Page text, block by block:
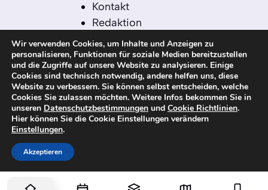
Kontakt
Redaktion
Redaktionelle Leitlinien
Sitemap
Einsatz von KI in der
Redaktion
© 2026 kanaren-nachrichten.com – Alle
Rechte vorbehalten
Wir verwenden Cookies, um Inhalte und Anzeigen zu
personalisieren, Funktionen für soziale Medien bereitzustellen
und die Zugriffe auf unsere Website zu analysieren. Einige
Cookies sind technisch notwendig, andere helfen uns, diese
Website zu verbessern. Sie können selbst entscheiden, welche
Cookies Sie zulassen möchten. Weitere Infos bekommen Sie in
unseren Datenschutzbestimmungen und Cookie Richtlinien.
Hier können Sie die Cookie Einstellungen verändern
Einstellungen.
Akzeptieren